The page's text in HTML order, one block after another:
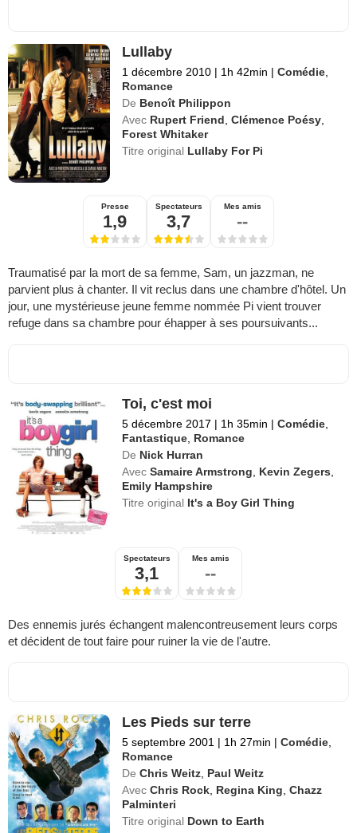
Lullaby
1 décembre 2010 | 1h 42min | Comédie
Romance
De Benoît Philippon
Avec Rupert Friend ,Clémence Poésy
Forest Whitaker
Titre original Lullaby For Pi
Presse
1,9
Spectateurs
3,7
Mes amis
--
Traumatisé par la mort de sa femme, Sam, un jazzman, ne
parvient plus à chanter. Il vit reclus dans une chambre d'hôtel. Un
jour, une mystérieuse jeune femme nommée Pi vient trouver
refuge dans sa chambre pour éhapper à ses poursuivants...
Toi, c'est moi
5 décembre 2017 | 1h 35min | Comédie
Fantastique Romance
De Nick Hurran
Avec Samaire Armstrong Kevin Zegers
Emily Hampshire
Titre original It's a Boy Girl Thing
Spectateurs
3,1
Mes amis
--
Des ennemis jurés échangent malencontreusement leurs corps
et décident de tout faire pour ruiner la vie de l'autre.
Les Pieds sur terre
5 septembre 2001 | 1h 27min | Comédie
Romance
De Chris Weitz Paul Weitz
Avec Chris Rock Regina King ,Chazz
Palminteri
Titre original Down to Earth